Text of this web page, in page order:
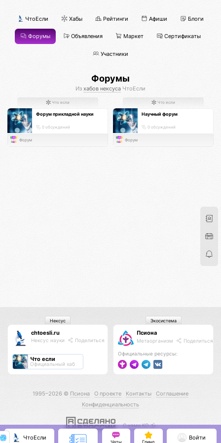
ЧтоЕсли Хабы Рейтинги Афиши Блоги
Форумы Объявления Маркет Сертификаты
Участники
Форумы
Из хабов нексуса ЧтоЕсли
Что если
Форум прикладной науки
0 обсуждений
Форум
Что если
Научный форум
0 обсуждений
Форум
chtoesli.ru
Нексус науки Поделиться
Что если
Официальный хаб
Нексус
Псиона
Метаорганизм Поделиться
Официальные ресурсы:
Экосистема
1995–2026 © Псиона О проекте Контакты
Соглашение
Конфиденциальность
С нами КО 🕉️
ЧтоЕсли
Чаты Гринд
Войти